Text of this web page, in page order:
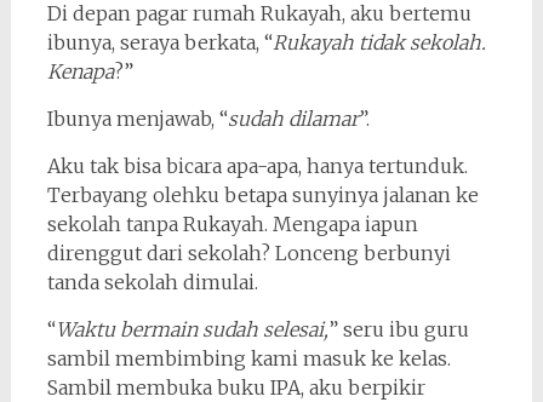
Di depan pagar rumah Rukayah, aku bertemu
ibunya, seraya berkata, “Rukayah tidak sekolah.
Kenapa?”
Ibunya menjawab, “sudah dilamar”.
Aku tak bisa bicara apa-apa, hanya tertunduk.
Terbayang olehku betapa sunyinya jalanan ke
sekolah tanpa Rukayah. Mengapa iapun
direnggut dari sekolah? Lonceng berbunyi
tanda sekolah dimulai.
“Waktu bermain sudah selesai,” seru ibu guru
sambil membimbing kami masuk ke kelas.
Sambil membuka buku IPA, aku berpikir